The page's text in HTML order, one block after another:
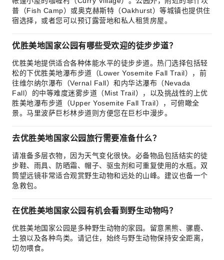
普（Fish Camp）或奥克赫斯特（Oakhurst）等城镇也提供住
宿选择，或者您可以预订露营地和私人租赁房屋。
优胜美地国家公园有哪些受欢迎的徒步步道？
优胜美地提供适合各种体能水平的徒步步道。热门选择包括轻
松的下优胜美地瀑布步道（Lower Yosemite Fall Trail），前
往维尔纳尔瀑布（Vernal Fall）和内华达瀑布（Nevada
Fall）的中等难度迷雾步道（Mist Trail），以及挑战性的上优
胜美地瀑布步道（Upper Yosemite Fall Trail），可俯瞰全
景。马里波萨巨杉林步道则方便您在巨杉中漫步。
去优胜美地国家公园旅行需要准备什么？
请准备多层衣物，因为天气变化很快。必备物品包括结实的徒
步鞋、雨具、防晒霜、帽子、驱虫剂和可重复使用的水瓶。双
筒望远镜非常适合观赏野生动物和远处的山峰。建议也备一个
急救包。
在优胜美地国家公园有机会看到野生动物吗？
优胜美地国家公园是多种野生动物的家园。留意黑熊、骡鹿、
土狼以及各种鸟类。请记住，始终与野生动物保持安全距离，
切勿喂食。